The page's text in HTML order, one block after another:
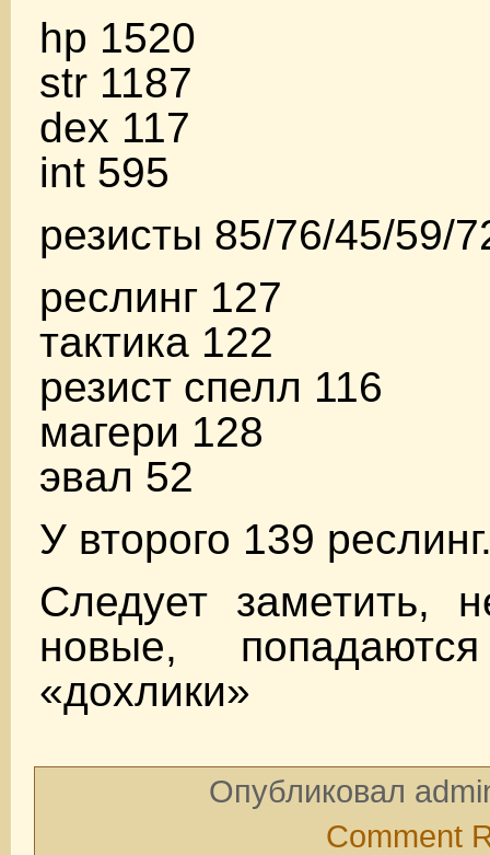
hp 1520
str 1187
dex 117
int 595
резисты 85/76/45/59/
реслинг 127
тактика 122
резист спелл 116
магери 128
эвал 52
У второго 139
Следует заметить,
новые,
«дохлики»
Опубликовал
Comment